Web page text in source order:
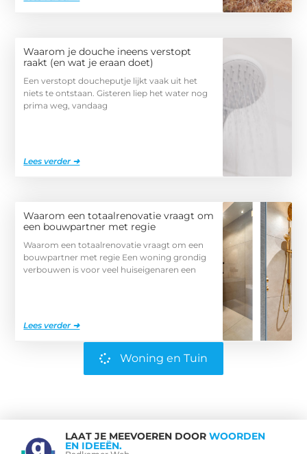
Waarom je douche ineens verstopt
raakt (en wat je eraan doet)
Een verstopt doucheputje lijkt vaak uit het
niets te ontstaan. Gisteren liep het water nog
prima weg, vandaag
Lees verder ➜
Waarom een totaalrenovatie vraagt om
een bouwpartner met regie
Waarom een totaalrenovatie vraagt om een
bouwpartner met regie Een woning grondig
verbouwen is voor veel huiseigenaren een
Lees verder ➜
Woning en Tuin
LAAT JE MEEVOEREN DOOR WOORDEN
EN IDEEËN.